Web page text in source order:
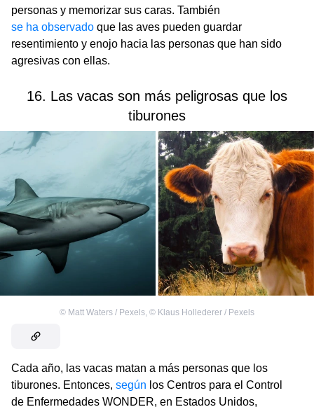
personas y memorizar sus caras. También
se ha observado que las aves pueden guardar
resentimiento y enojo hacia las personas que han sido
agresivas con ellas.
16. Las vacas son más peligrosas que los
tiburones
© Matt Waters / Pexels, © Klaus Hollederer / Pexels
Cada año, las vacas matan a más personas que los
tiburones. Entonces, según los Centros para el Control
de Enfermedades WONDER, en Estados Unidos,